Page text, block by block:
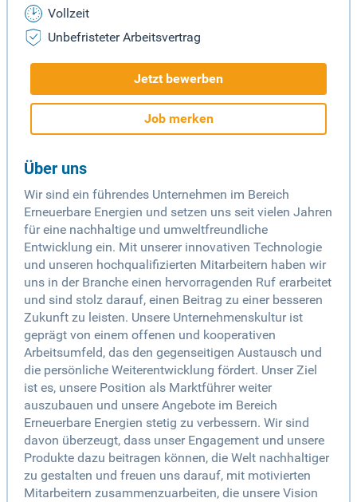
Vollzeit
Unbefristeter Arbeitsvertrag
Jetzt bewerben
Job merken
Über uns
Wir sind ein führendes Unternehmen im Bereich
Erneuerbare Energien und setzen uns seit vielen Jahren
für eine nachhaltige und umweltfreundliche
Entwicklung ein. Mit unserer innovativen Technologie
und unseren hochqualifizierten Mitarbeitern haben wir
uns in der Branche einen hervorragenden Ruf erarbeitet
und sind stolz darauf, einen Beitrag zu einer besseren
Zukunft zu leisten. Unsere Unternehmenskultur ist
geprägt von einem offenen und kooperativen
Arbeitsumfeld, das den gegenseitigen Austausch und
die persönliche Weiterentwicklung fördert. Unser Ziel
ist es, unsere Position als Marktführer weiter
auszubauen und unsere Angebote im Bereich
Erneuerbare Energien stetig zu verbessern. Wir sind
davon überzeugt, dass unser Engagement und unsere
Produkte dazu beitragen können, die Welt nachhaltiger
zu gestalten und freuen uns darauf, mit motivierten
Mitarbeitern zusammenzuarbeiten, die unsere Vision